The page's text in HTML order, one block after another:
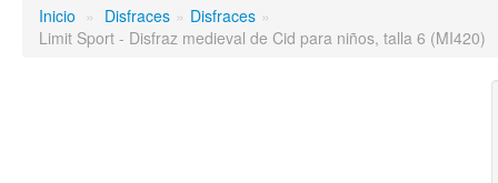
Inicio » Disfraces » Disfraces »
Limit Sport - Disfraz medieval de Cid para niños, talla 6 (MI420)